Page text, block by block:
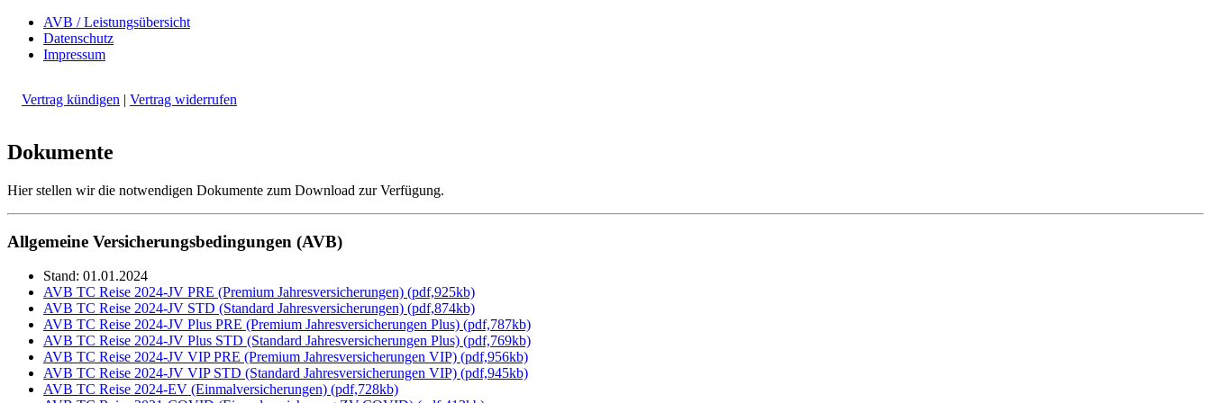
AVB / Leistungsübersicht
Datenschutz
Impressum
Vertrag kündigen | Vertrag widerrufen
Dokumente
Hier stellen wir die notwendigen Dokumente zum Download zur Verfügung.
Allgemeine Versicherungsbedingungen (AVB)
Stand: 01.01.2024
AVB TC Reise 2024-JV PRE (Premium Jahresversicherungen) (pdf,925kb)
AVB TC Reise 2024-JV STD (Standard Jahresversicherungen) (pdf,874kb)
AVB TC Reise 2024-JV Plus PRE (Premium Jahresversicherungen Plus) (pdf,787kb)
AVB TC Reise 2024-JV Plus STD (Standard Jahresversicherungen Plus) (pdf,769kb)
AVB TC Reise 2024-JV VIP PRE (Premium Jahresversicherungen VIP) (pdf,956kb)
AVB TC Reise 2024-JV VIP STD (Standard Jahresversicherungen VIP) (pdf,945kb)
AVB TC Reise 2024-EV (Einmalversicherungen) (pdf,728kb)